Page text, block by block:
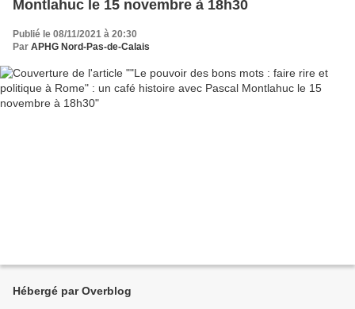
Montlahuc le 15 novembre à 18h30
Publié le 08/11/2021 à 20:30
Par APHG Nord-Pas-de-Calais
Hébergé par Overblog